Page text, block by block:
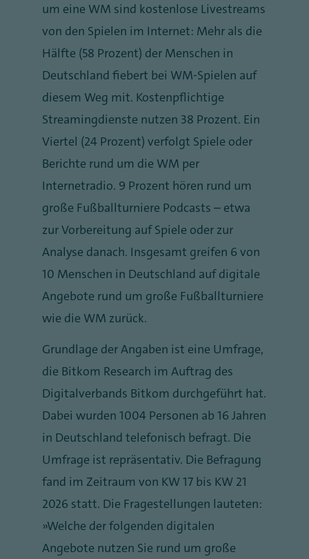
um eine WM sind kostenlose Livestreams
von den Spielen im Internet: Mehr als die
Hälfte (58 Prozent) der Menschen in
Deutschland fiebert bei WM-Spielen auf
diesem Weg mit. Kostenpflichtige
Streamingdienste nutzen 38 Prozent. Ein
Viertel (24 Prozent) verfolgt Spiele oder
Berichte rund um die WM per
Internetradio. 9 Prozent hören rund um
große Fußballturniere Podcasts – etwa
zur Vorbereitung auf Spiele oder zur
Analyse danach. Insgesamt greifen 6 von
10 Menschen in Deutschland auf digitale
Angebote rund um große Fußballturniere
wie die WM zurück.
Grundlage der Angaben ist eine Umfrage,
die Bitkom Research im Auftrag des
Digitalverbands Bitkom durchgeführt hat.
Dabei wurden 1004 Personen ab 16 Jahren
in Deutschland telefonisch befragt. Die
Umfrage ist repräsentativ. Die Befragung
fand im Zeitraum von KW 17 bis KW 21
2026 statt. Die Fragestellungen lauteten:
„Welche der folgenden digitalen
Angebote nutzen Sie rund um große